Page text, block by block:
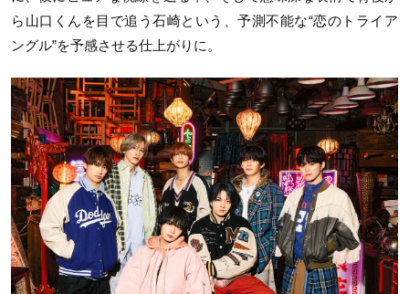
ら山口くんを目で追う石崎という、予測不能な“恋のトライア
ングル”を予感させる仕上がりに。